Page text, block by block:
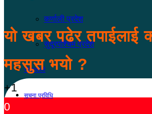
कर्णाली प्रदेश
सुदूरपश्चिम प्रदेश
जीवनशैली
सूचना प्रविधि
यो खबर पढेर तपाईलाई
महसुस भयो ?
+1
0